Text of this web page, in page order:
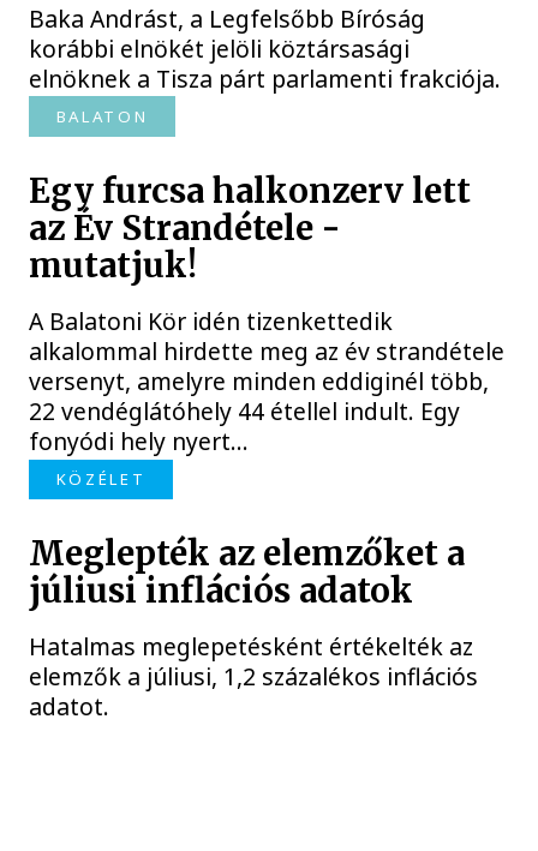
Baka Andrást, a Legfelsőbb Bíróság
korábbi elnökét jelöli köztársasági
elnöknek a Tisza párt parlamenti frakciója.
BALATON
Egy furcsa halkonzerv lett
az Év Strandétele -
mutatjuk!
A Balatoni Kör idén tizenkettedik
alkalommal hirdette meg az év strandétele
versenyt, amelyre minden eddiginél több,
22 vendéglátóhely 44 étellel indult. Egy
fonyódi hely nyert...
KÖZÉLET
Meglepték az elemzőket a
júliusi inflációs adatok
Hatalmas meglepetésként értékelték az
elemzők a júliusi, 1,2 százalékos inflációs
adatot.